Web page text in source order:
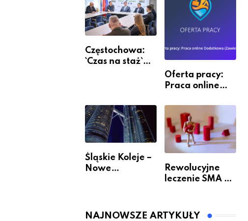
Częstochowa:
`Czas na staż`
Oferta pracy:
Praca online
(Zawiercie)
Śląskie Koleje –
Nowe
Rewolucyjne
leczenie SMA –
pacjentów?
NAJNOWSZE ARTYKUŁY